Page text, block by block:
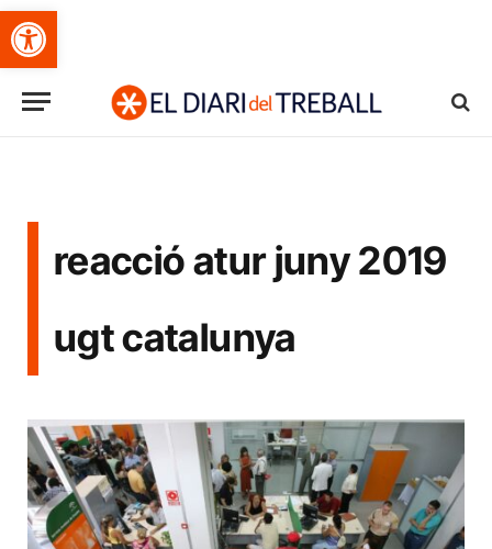
Obre la barra d'eines
reacció atur juny 2019
ugt catalunya